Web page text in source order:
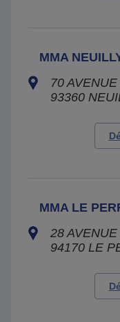
MMA
70
93360
MMA LE
28
94170 LE